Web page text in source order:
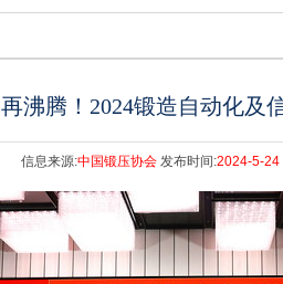
沸腾！2024锻造自动化及
信息来源:中国锻压协会 发布时间:2024-5-24